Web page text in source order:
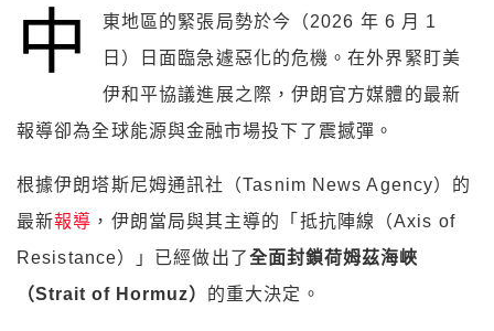
中
東地區的緊張局勢於今（2026 年 6 月 1
日）日面臨急遽惡化的危機。在外界緊盯美
伊和平協議進展之際，伊朗官方媒體的最新
報導卻為全球能源與金融市場投下了震撼彈。
根據伊朗塔斯尼姆通訊社（Tasnim News Agency）的
最新報導 ，伊朗當局與其主導的「抵抗陣線（Axis of
Resistance）」已經做出了全面封鎖荷姆茲海峽
（Strait of Hormuz） 的重大決定。